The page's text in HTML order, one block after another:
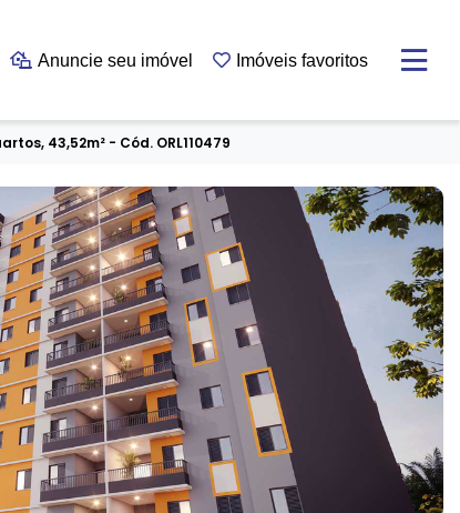
Anuncie seu imóvel Imóveis favoritos
43,52m² - Cód. ORL110479